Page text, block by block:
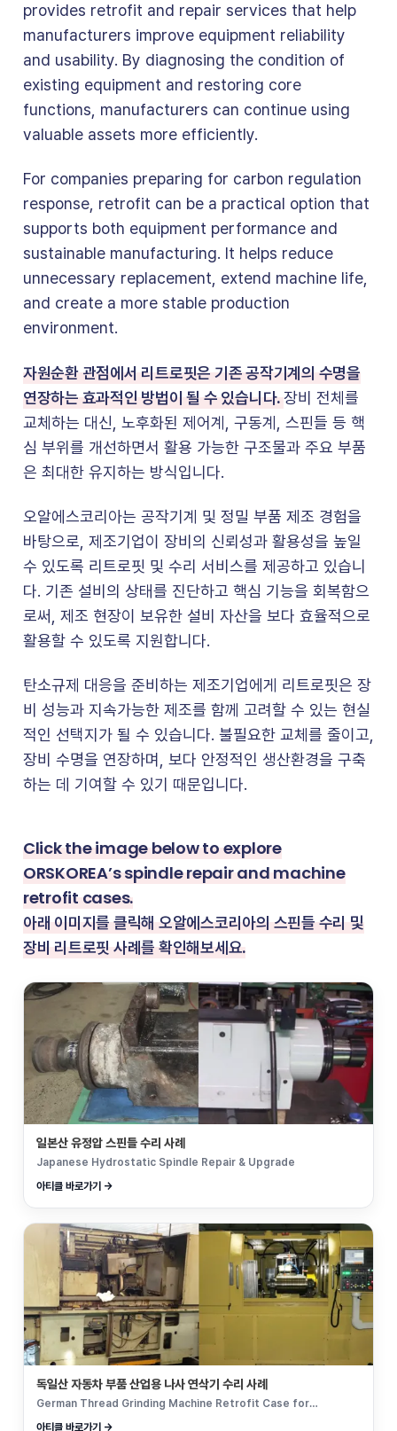
provides retrofit and repair services that help
manufacturers improve equipment reliability
and usability. By diagnosing the condition of
existing equipment and restoring core
functions, manufacturers can continue using
valuable assets more efficiently.
For companies preparing for carbon regulation
response, retrofit can be a practical option that
supports both equipment performance and
sustainable manufacturing. It helps reduce
unnecessary replacement, extend machine life,
and create a more stable production
environment.
자원순환 관점에서 리트로핏은 기존 공작기계의 수명을
연장하는 효과적인 방법이 될 수 있습니다.장비 전체를
교체하는 대신, 노후화된 제어계, 구동계, 스핀들 등 핵
심 부위를 개선하면서 활용 가능한 구조물과 주요 부품
은 최대한 유지하는 방식입니다.
오알에스코리아는 공작기계 및 정밀 부품 제조 경험을
바탕으로, 제조기업이 장비의 신뢰성과 활용성을 높일
수 있도록 리트로핏 및 수리 서비스를 제공하고 있습니
다. 기존 설비의 상태를 진단하고 핵심 기능을 회복함으
로써, 제조 현장이 보유한 설비 자산을 보다 효율적으로
활용할 수 있도록 지원합니다.
탄소규제 대응을 준비하는 제조기업에게 리트로핏은 장
비 성능과 지속가능한 제조를 함께 고려할 수 있는 현실
적인 선택지가 될 수 있습니다. 불필요한 교체를 줄이고,
장비 수명을 연장하며, 보다 안정적인 생산환경을 구축
하는 데 기여할 수 있기 때문입니다.
Click the image below to explore
ORSKOREA’s spindle repair and machine
retrofit cases.
아래 이미지를 클릭해 오알에스코리아의 스핀들 수리 및
장비 리트로핏 사례를 확인해보세요.
일본산 유정압 스핀들 수리 사례
Japanese Hydrostatic Spindle Repair & Upgrade
아티클 바로가기 →
독일산 자동차 부품 산업용 나사 연삭기 수리 사례
German Thread Grinding Machine Retrofit Case for
아티클 바로가기 →